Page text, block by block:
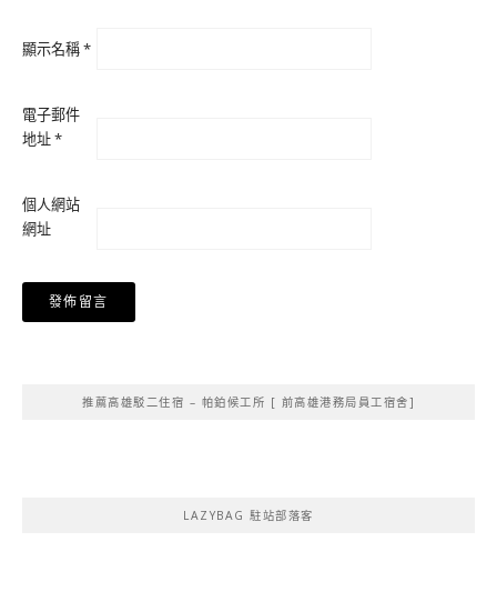
顯示名稱*
電子郵件
地址*
個人網站
網址
推薦高雄駁二住宿 – 帕鉑候工所 [ 前高雄港務局員工宿舍]
LAZYBAG 駐站部落客